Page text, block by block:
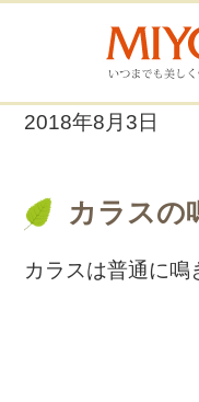
2018年8月3日
カラスの
カラスは普通に鳴